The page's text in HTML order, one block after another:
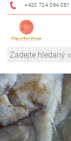
+420 724 094 081